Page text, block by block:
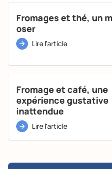
Fromages et thé, un
oser
Lire l'article
Fromage et café, une
expérience gustative
inattendue
Lire l'article